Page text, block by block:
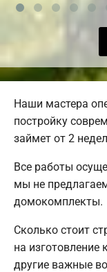
Наши мастера
постройку
займет от 2
Все работы
мы не
домокомплекты.
Сколько стоит
на изготовление
другие важные